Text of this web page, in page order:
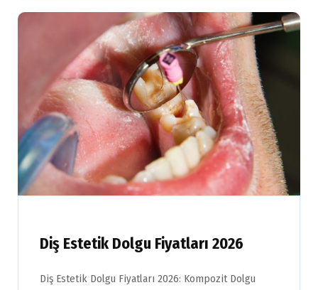
Diş Estetik Dolgu Fiyatları 2026
Diş Estetik Dolgu Fiyatları 2026: Kompozit Dolgu